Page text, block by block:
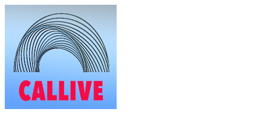
contenuto